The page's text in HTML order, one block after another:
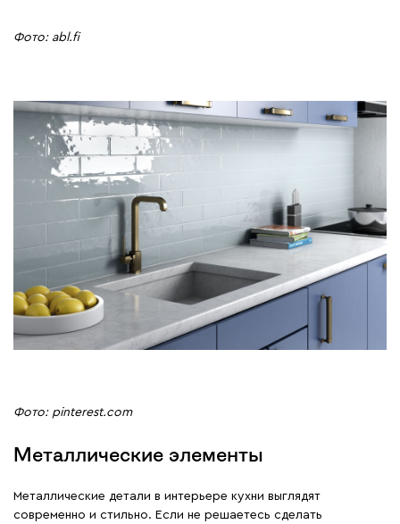
Фото: abl.fi
Фото: pinterest.com
Металлические элементы
Металлические детали в интерьере кухни выглядят
современно и стильно. Если не решаетесь сделать